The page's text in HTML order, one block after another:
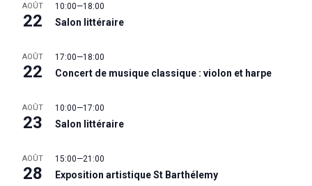
AOÛT
22
10:00—18:00
Salon littéraire
AOÛT
22
17:00—18:00
Concert de musique classique : violon et harpe
AOÛT
23
10:00—17:00
Salon littéraire
AOÛT
28
15:00—21:00
Exposition artistique St Barthélemy